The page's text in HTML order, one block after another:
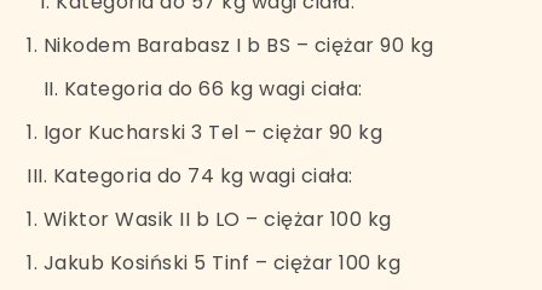
1. Nikodem Barabasz I b BS – ciężar 90 kg
II. Kategoria do 66 kg wagi ciała:
1. Igor Kucharski 3 Tel – ciężar 90 kg
III. Kategoria do 74 kg wagi ciała:
1. Wiktor Wasik II b LO – ciężar 100 kg
1. Jakub Kosiński 5 Tinf – ciężar 100 kg